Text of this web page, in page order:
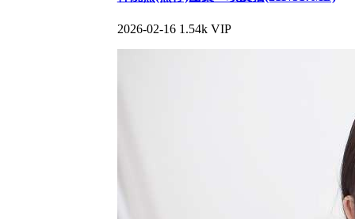
2026-02-16 1.54k VIP